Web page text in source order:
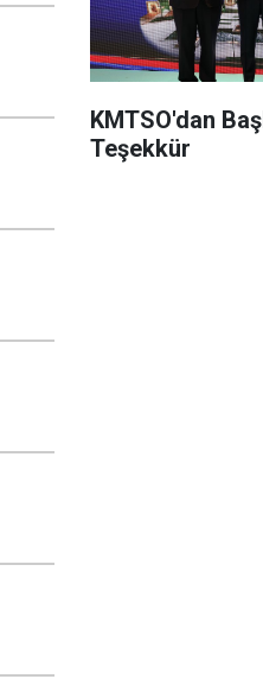
KMTSO'dan
Teşekkür